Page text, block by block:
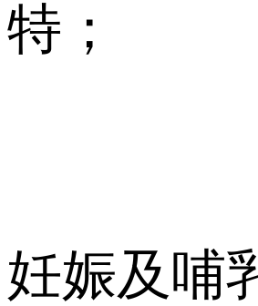
特；
妊娠及哺